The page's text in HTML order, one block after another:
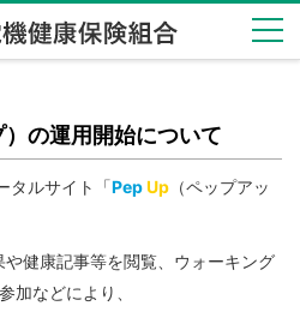
の運用開始について
タルサイト「PepUp （ペップアッ
健康記事等を閲覧、ウォーキング
加などにより、